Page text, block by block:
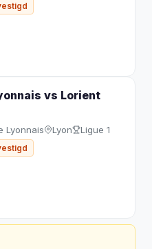
vs Lorient
Lyonnais Lyon Ligue 1